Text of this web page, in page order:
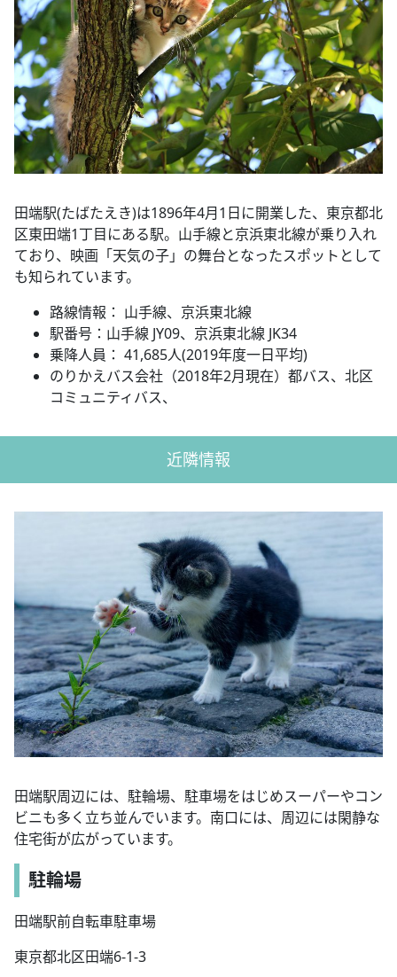
田端駅(たばたえき)は1896年4月1日に開業した、東京都北
区東田端1丁目にある駅。山手線と京浜東北線が乗り入れ
ており、映画「天気の子」の舞台となったスポットとして
も知られています。
路線情報： 山手線、京浜東北線
駅番号：山手線 JY09、京浜東北線 JK34
乗降人員： 41,685人(2019年度一日平均)
のりかえバス会社（2018年2月現在）都バス、北区
コミュニティバス、
近隣情報
田端駅周辺には、駐輪場、駐車場をはじめスーパーやコン
ビニも多く立ち並んでいます。南口には、周辺には閑静な
住宅街が広がっています。
駐輪場
田端駅前自転車駐車場
東京都北区田端6-1-3